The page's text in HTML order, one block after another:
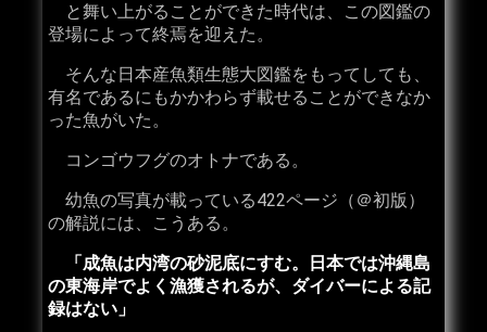
と舞い上がることができた時代は、この図鑑の
登場によって終焉を迎えた。
そんな日本産魚類生態大図鑑をもってしても、
有名であるにもかかわらず載せることができなか
った魚がいた。
コンゴウフグのオトナである。
幼魚の写真が載っている422ページ（＠初版）
の解説には、こうある。
「成魚は内湾の砂泥底にすむ。日本では沖縄島
の東海岸でよく漁獲されるが、ダイバーによる記
録はない」